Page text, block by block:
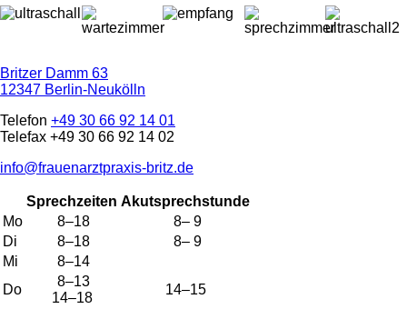
Britzer Damm 63
12347 Berlin-Neukölln
Telefon +49 30 66 92 14 01
Telefax +49 30 66 92 14 02
info@frauenarztpraxis-britz.de
Sprechzeiten Akutsprechstunde
Mo
8–18
8– 9
Di
8–18
8– 9
Mi
8–14
Do
8–13
14–18
14–15